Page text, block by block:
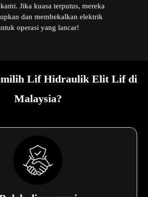
Jika kuasa terputus, mereka
dan membekalkan elektrik
operasi yang lancar!
Lif Hidraulik Elit Lif di
Malaysia?